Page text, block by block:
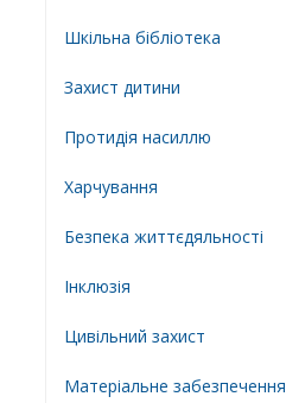
Шкільна бібліотека
Захист дитини
Протидія насиллю
Харчування
Безпека життєдяльності
Інклюзія
Цивільний захист
Матеріальне забезпечення